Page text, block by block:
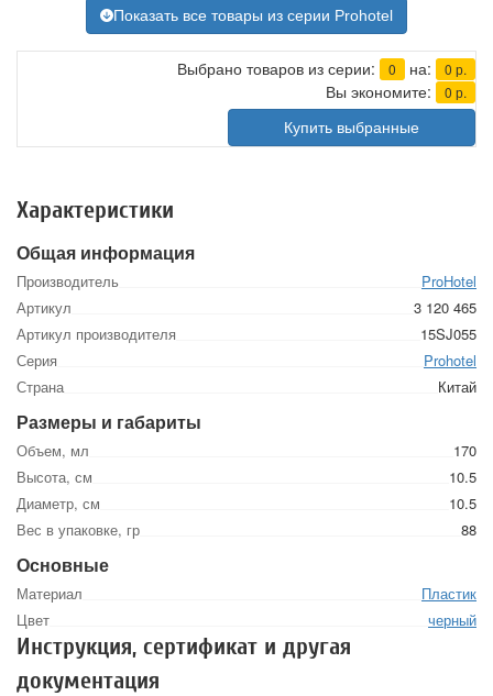
Показать все товары из серии Prohotel
Выбрано товаров из серии: 0 на: 0 р.
Вы экономите: 0 р.
Купить выбранные
Характеристики
Общая информация
Производитель
ProHotel
Артикул
3 120 465
Артикул производителя
15SJ055
Серия
Prohotel
Страна
Китай
Размеры и габариты
Объем, мл
170
Высота, см
10.5
Диаметр, см
10.5
Вес в упаковке, гр
88
Основные
Материал
Пластик
Цвет
черный
Инструкция, сертификат и другая
документация